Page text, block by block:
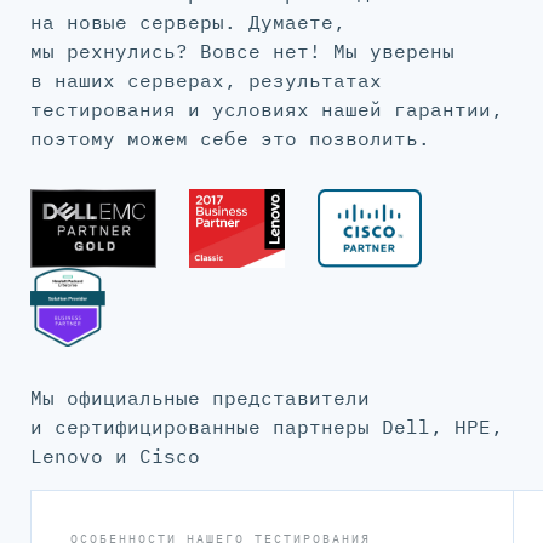
на новые серверы. Думаете,
мы рехнулись? Вовсе нет! Мы уверены
в наших серверах, результатах
тестирования и условиях нашей гарантии,
поэтому можем себе это позволить.
Мы официальные представители
и сертифицированные партнеры Dell, HPE,
Lenovo и Cisco
ОСОБЕННОСТИ НАШЕГО ТЕСТИРОВАНИЯ